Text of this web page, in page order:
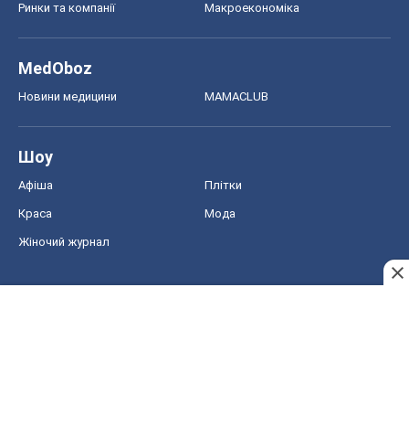
Ринки та компанії Макроекономіка
MedOboz
Новини медицини MAMACLUB
Шоу
Афіша Плітки
Краса Мода
Жіночий журнал